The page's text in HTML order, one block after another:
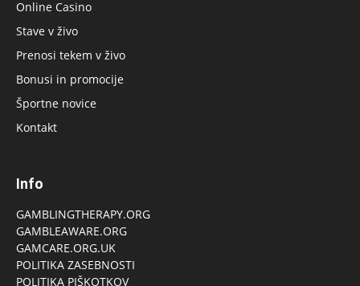
Online Casino
Stave v živo
Prenosi tekem v živo
Bonusi in promocije
Športne novice
Kontakt
Info
GAMBLINGTHERAPY.ORG
GAMBLEAWARE.ORG
GAMCARE.ORG.UK
POLITIKA ZASEBNOSTI
POLITIKA PIŠKOTKOV